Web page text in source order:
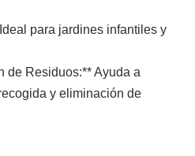
para jardines infantiles y
de Residuos:** Ayuda a
y eliminación de